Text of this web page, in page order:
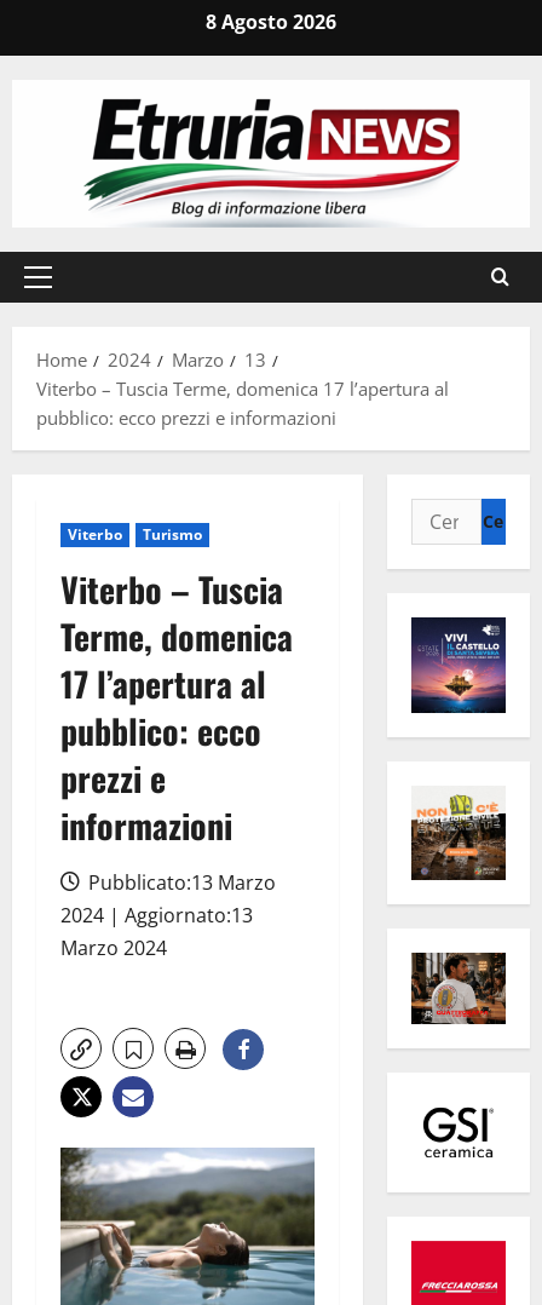
8 Agosto 2026
Menu
Home
2024 Marzo
13
Viterbo – Tuscia Terme, domenica 17 l’apertura al
pubblico: ecco prezzi e informazioni
Viterbo Turismo
Viterbo – Tuscia
Terme, domenica
17 l’apertura al
pubblico: ecco
prezzi e
informazioni
Pubblicato:13 Marzo
2024 | Aggiornato:13
Marzo 2024
Ricerca
per: